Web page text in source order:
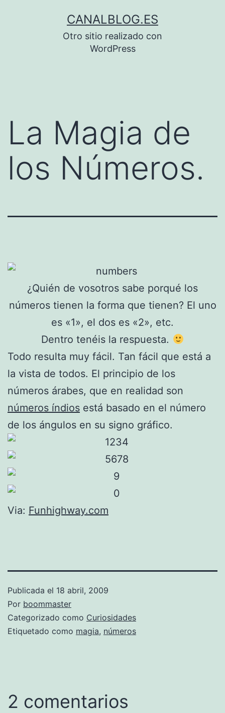
CANALBLOG.ES
Otro sitio realizado con
WordPress
La Magia de
los Números.
¿Quién de vosotros sabe porqué los
números tienen la forma que tienen? El uno
es «1», el dos es «2», etc.
Dentro tenéis la respuesta.
Todo resulta muy fácil. Tan fácil que está a
la vista de todos. El principio de los
números árabes, que en realidad son
números índios está basado en el número
de los ángulos en su signo gráfico.
Via: Funhighway.com
Publicada el 18 abril, 2009
Por boommaster
Categorizado como Curiosidades
Etiquetado como magia, números
2 comentarios